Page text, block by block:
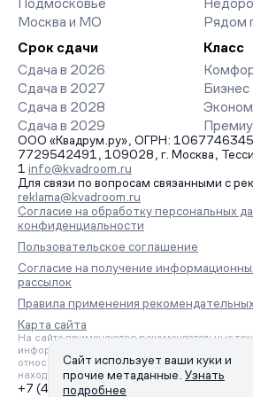
Подмосковье
Москва и МО
Рядом
Срок сдачи
Сдача в 2026
Сдача в 2027
Сдача в 2028
Сдача в 2029
Класс
Бизнес
Эконом
ООО «Квадрум.ру», ОГРН:
7729542491, 109028, г. Москва,
1 info@kvadroom.ru
Для связи по вопросам связанными с
reklama@kvadroom.ru
Согласие на обработку персональных
конфиденциальности
Пользовательское соглашение
Согласие на получение
рассылок
Правила применения
Карта сайта
На сайте применяются рекомендательные
информации на основе сбора,
относящихся к предпочтениям пользователей
находящихся на территории Российской
+7 (495) 157-88-80
Сайт использует ваши куки и
прочие метаданные. Узнать
подробнее